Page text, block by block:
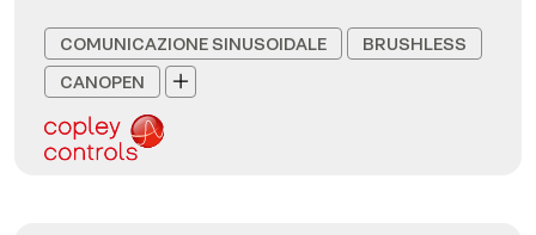
COMUNICAZIONE SINUSOIDALE
BRUSHLESS
CANOPEN